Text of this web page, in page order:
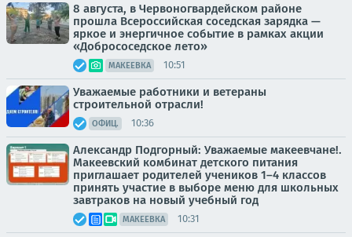
8 августа, в Червоногвардейском районе
прошла Всероссийская соседская зарядка —
яркое и энергичное событие в рамках акции
«Добрососедское лето»
МАКЕЕВКА 10:51
Уважаемые работники и ветераны
строительной отрасли!
ОФИЦ. 10:36
Александр Подгорный: Уважаемые макеевчане!.
Макеевский комбинат детского питания
приглашает родителей учеников 1–4 классов
принять участие в выборе меню для школьных
завтраков на новый учебный год
МАКЕЕВКА 10:31